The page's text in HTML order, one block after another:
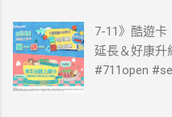
7-11》酷遊卡
延長＆好康升
#711open
國上網卡 方